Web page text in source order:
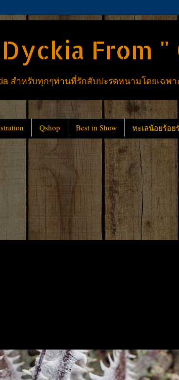
From "
สำหรับทุกๆท่านที่รักสับปะรดหนามโดยเฉพา
Qshop Best in Show ทะเลน้อยร้อย